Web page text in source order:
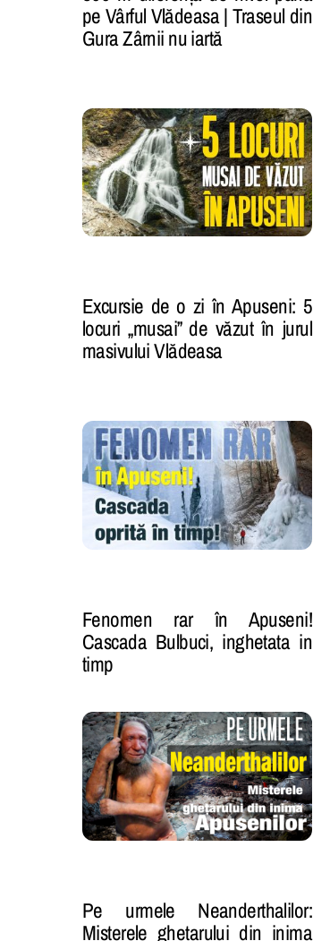
pe Vârful Vlădeasa | Traseul din
Gura Zârnii nu iartă
Excursie de o zi în Apuseni: 5
locuri „musai” de văzut în jurul
masivului Vlădeasa
Fenomen rar în Apuseni!
Cascada Bulbuci, inghetata in
timp
Pe urmele Neanderthalilor:
Misterele ghetarului din inima